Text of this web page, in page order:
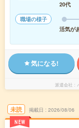
20代
職場の様子
活気が
気になる!
派遣会社
未読
NEW
掲載日 2026/08/06